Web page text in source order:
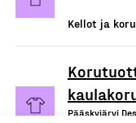
Kellot ja
Pääskyjärvi